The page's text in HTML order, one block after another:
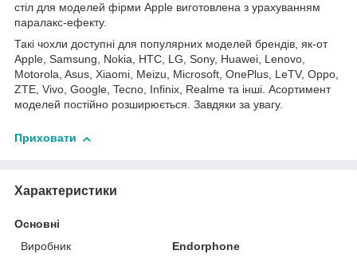
стіл для моделей фірми Apple виготовлена з урахуванням
паралакс-ефекту.
Такі чохли доступні для популярних моделей брендів, як-от
Apple, Samsung, Nokia, HTC, LG, Sony, Huawei, Lenovo,
Motorola, Asus, Xiaomi, Meizu, Microsoft, OnePlus, LeTV, Oppo,
ZTE, Vivo, Google, Tecno, Infinix, Realme та інші. Асортимент
моделей постійно розширюється. Завдяки за увагу.
Приховати
Характеристики
Основні
Виробник
Endorphone